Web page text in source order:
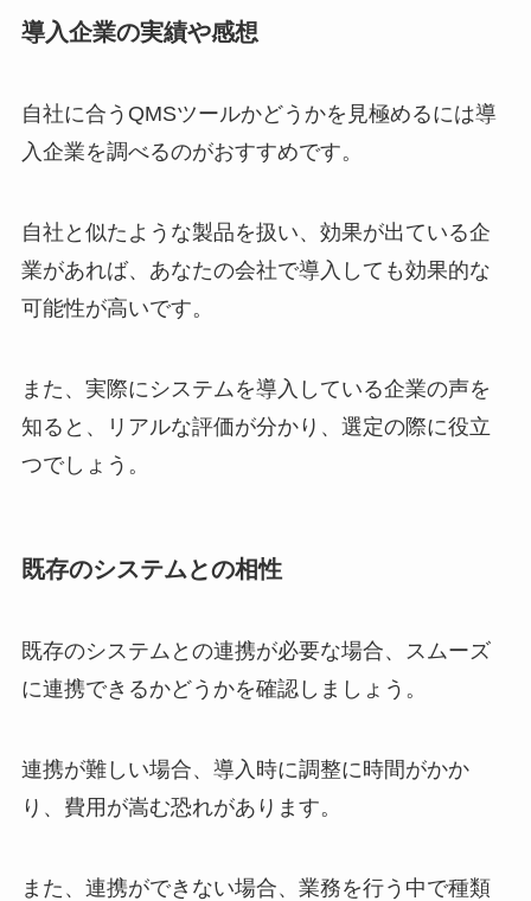
導入企業の実績や感想
自社に合う QMSツールかどうかを見極めるには導
入企業を調べるのがおすすめです。
自社と似たような製品を扱い、効果が出ている企
業があれば、あなたの会社で導入しても効果的な
可能性が高いです。
また、実際にシステムを導入している企業の声を
知ると、リアルな評価が分かり、選定の際に役立
つでしょう。
既存のシステムとの相性
既存のシステムとの連携が必要な場合、スムーズ
に連携できるかどうかを確認しましょう。
連携が難しい場合、導入時に調整に時間がかか
り、費用が嵩む恐れがあります。
また、連携ができない場合、業務を行う中で種類